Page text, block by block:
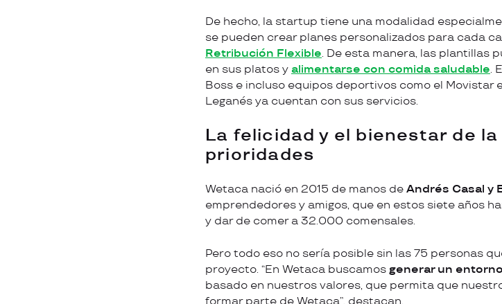
De hecho, la startup tiene una modalidad
se pueden crear planes personalizados para cada
Retribución Flexible. De esta manera, las plantillas
en sus platos y alimentarse con comida saludable.
Boss e incluso equipos deportivos como el Movistar
Leganés ya cuentan con sus servicios.
La felicidad y el bienestar de
prioridades
Wetaca nació en 2015 de manos de Andrés Casal y
emprendedores y amigos, que en estos siete años
y dar de comer a 32.000 comensales.
Pero todo eso no sería posible sin las 75 personas
proyecto. “En Wetaca buscamos generar un
basado en nuestros valores, que permita que